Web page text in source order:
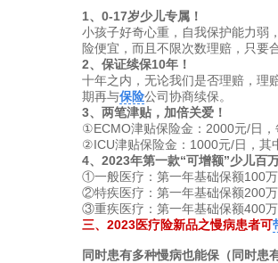
1、0-17岁少儿专属！
小孩子好奇心重，自我保护能力弱
险便宜，而且不限次数理赔，只要
2、保证续保10年！
十年之内，无论我们是否理赔，理
期再与保险公司协商续保。
3、两笔津贴，加倍关爱！
①ECMO津贴保险金：2000元/日，
②ICU津贴保险金：1000元/日，其
4、2023年第一款“可增额”少儿百
①一般医疗：第一年基础保额100
②特疾医疗：第一年基础保额200
③重疾医疗：第一年基础保额400
三、2023医疗险新品之慢病患者可
同时患有多种慢病也能保（同时患